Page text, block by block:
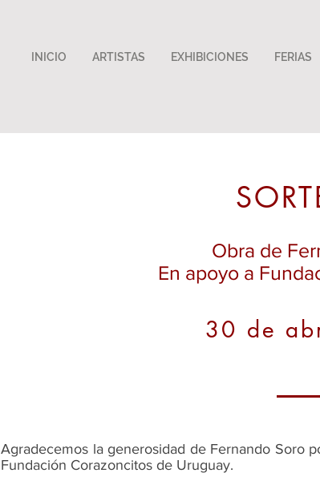
INICIO ARTISTAS EXHIBICIONES FERIAS
Obra de
En apoyo a
30 de
Agradecemos la generosidad de Fernando Soro
Fundación Corazoncitos de Uruguay.